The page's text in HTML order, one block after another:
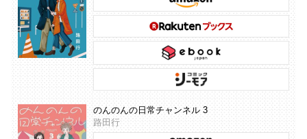
のんのんの日常チャンネル 3
路田行